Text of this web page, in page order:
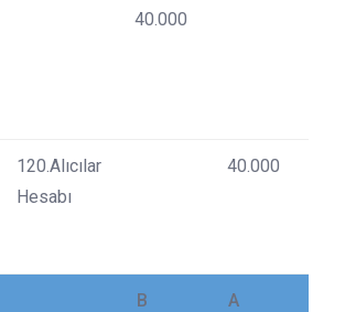
40.000
120.Alıcılar
Hesabı
40.000
B A